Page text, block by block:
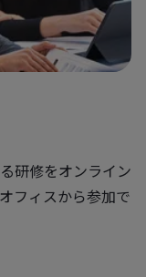
研修をオンライン
フィスから参加で